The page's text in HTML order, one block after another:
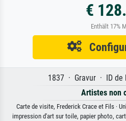
€
Enthält 17%
1837 · Gravur · ID de
Artistes non
Carte de visite, Frederick Crace et Fils ·
impression d'art sur toile, papier photo,